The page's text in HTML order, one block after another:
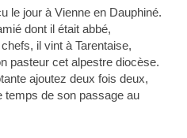
le jour à Vienne en Dauphiné.
dont il était abbé,
il vint à Tarentaise,
pasteur cet alpestre diocèse.
ajoutez deux fois deux,
temps de son passage au